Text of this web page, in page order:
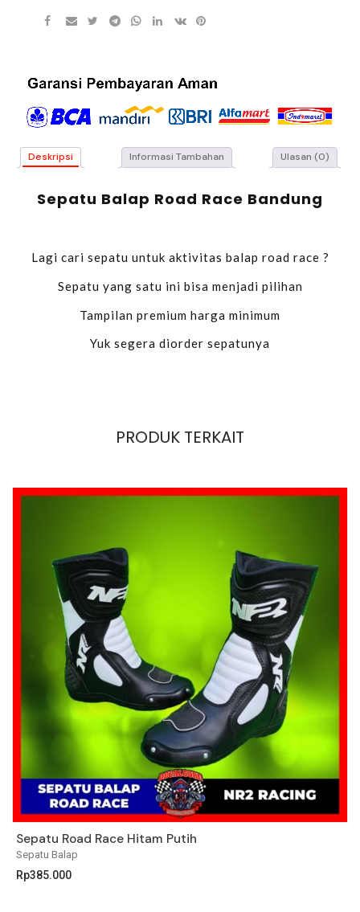
Deskripsi Informasi Tambahan Ulasan (0)
Sepatu Balap Road Race Bandung
Lagi cari sepatu untuk aktivitas balap road race ?
Sepatu yang satu ini bisa menjadi pilihan
Tampilan premium harga minimum
Yuk segera diorder sepatunya
PRODUK TERKAIT
Sepatu Balap
Sepatu Road Race Hitam Putih
Rp385.000